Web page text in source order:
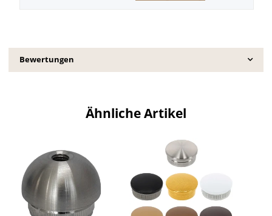
Bewertungen
Ähnliche Artikel